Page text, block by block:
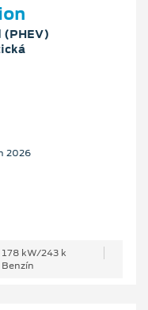
(PHEV)
2026
178 kW/243 k
Benzín